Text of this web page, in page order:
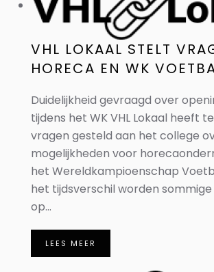
VHL LOKAAL STELT
HORECA EN WK
Duidelijkheid gevraagd over
tijdens het WK VHL Lokaal heeft
vragen gesteld aan het college
mogelijkheden voor
het Wereldkampioenschap
het tijdsverschil worden
op...
LEES MEER